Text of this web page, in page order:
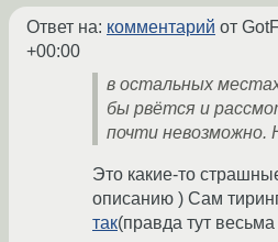
Ответ на: комментарий от
+00:00
в остальных
бы рвётся и
почти невозможно.
Это какие-то
описанию ) Сам
так(правда тут